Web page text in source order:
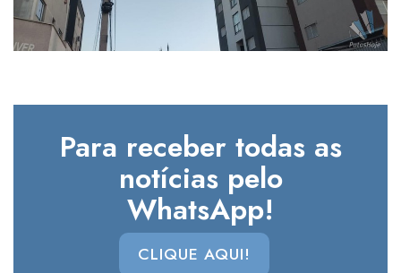
Para receber todas as
notícias pelo
WhatsApp!
CLIQUE AQUI!